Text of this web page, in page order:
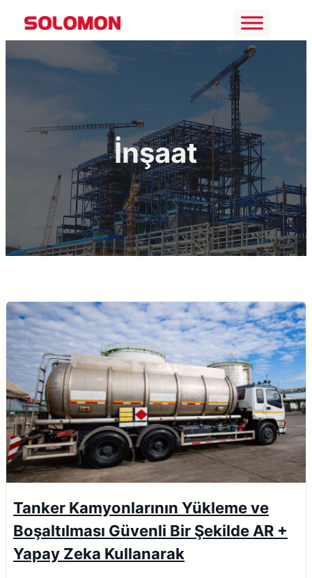
İçeriğe
geç
İnşaat
Tanker Kamyonlarının Yükleme ve
Boşaltılması Güvenli Bir Şekilde AR +
Yapay Zeka Kullanarak